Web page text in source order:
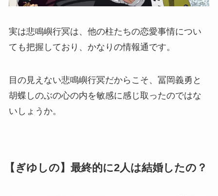
実は悲鳴嶼行冥は、他の柱たちの恋愛事情につい
ても把握しており、かなりの情報通です。
目の見えない悲鳴嶼行冥だからこそ、冨岡義勇と
胡蝶しのぶの心の内を敏感に感じ取ったのではな
いしょうか。
【ぎゆしの】最終的に2人は結婚したの？